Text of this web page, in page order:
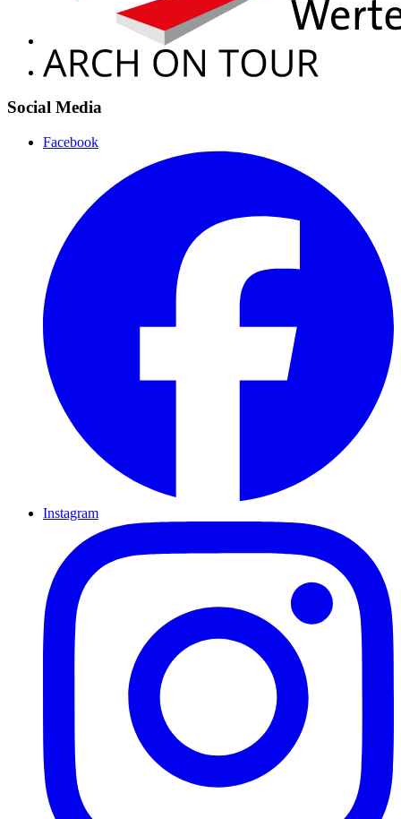
Social Media
Facebook
Instagram